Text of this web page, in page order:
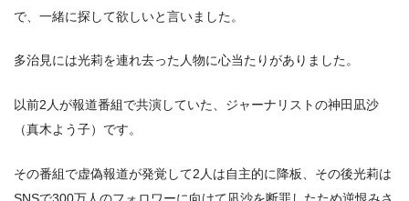
で、一緒に探して欲しいと言いました。
多治見には光莉を連れ去った人物に心当たりがありました。
以前2人が報道番組で共演していた、ジャーナリストの神田凪沙
（真木よう子）です。
その番組で虚偽報道が発覚して2人は自主的に降板、その後光莉は
SNSで300万人のフォロワーに向けて凪沙を断罪したため逆恨みさ